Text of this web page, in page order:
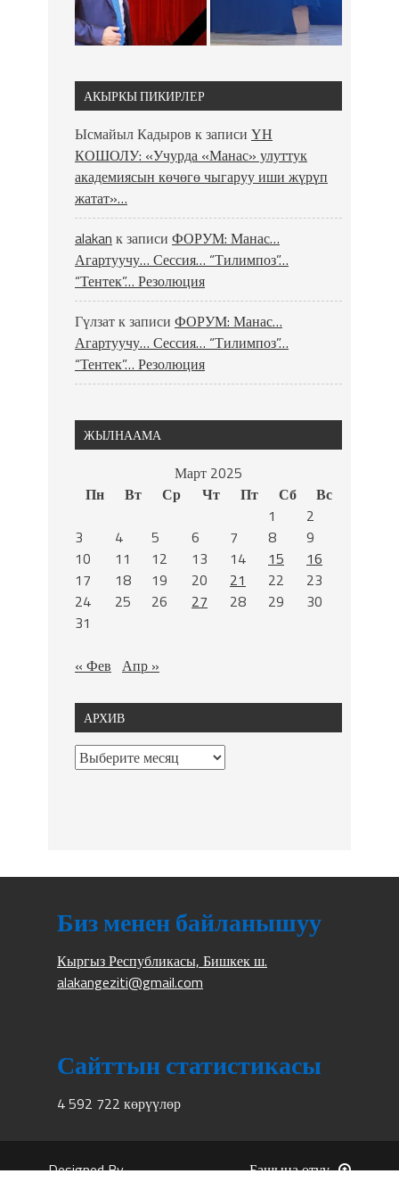
АКЫРКЫ ПИКИРЛЕР
Ысмайыл Кадыров к записи ҮН
КОШОЛУ: «Учурда «Манас» улуттук
академиясын көчөгө чыгаруу иши жүрүп
жатат»…
alakan к записи ФОРУМ: Манас…
Агартуучу… Сессия… “Тилимпоз”…
“Тентек”… Резолюция
Гүлзатк записи ФОРУМ: Манас…
Агартуучу… Сессия… “Тилимпоз”…
“Тентек”… Резолюция
ЖЫЛНААМА
Март 2025
Пн
Вт Ср Чт Пт Сб
Вс
1
2
3
4 5 6 7 8
9
10
11 12 13 14 15
16
17
18 19 20 21 22
23
24
25 26 27 28 29
30
31
« Фев Апр »
АРХИВ
Биз менен байланышуу
Кыргыз Республикасы, Бишкек ш.
alakangeziti@gmail.com
Сайттын статистикасы
4 592 722 көрүүлөр
Designed By
Башына өтүү